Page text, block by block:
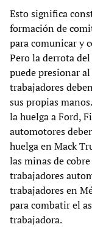
Esto significa
formación de
para comunicar y
Pero la derrota
puede presionar
trabajadores
sus propias
la huelga a Ford,
automotores
huelga en Mack
las minas de
trabajadores
trabajadores en
para combatir el
trabajadora.